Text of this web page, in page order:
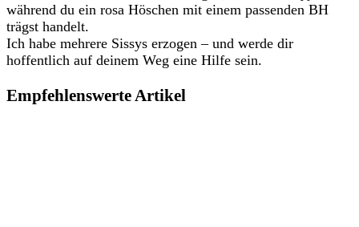
während du ein rosa Höschen mit einem passenden BH
trägst handelt.
Ich habe mehrere Sissys erzogen – und werde dir
hoffentlich auf deinem Weg eine Hilfe sein.
Empfehlenswerte Artikel